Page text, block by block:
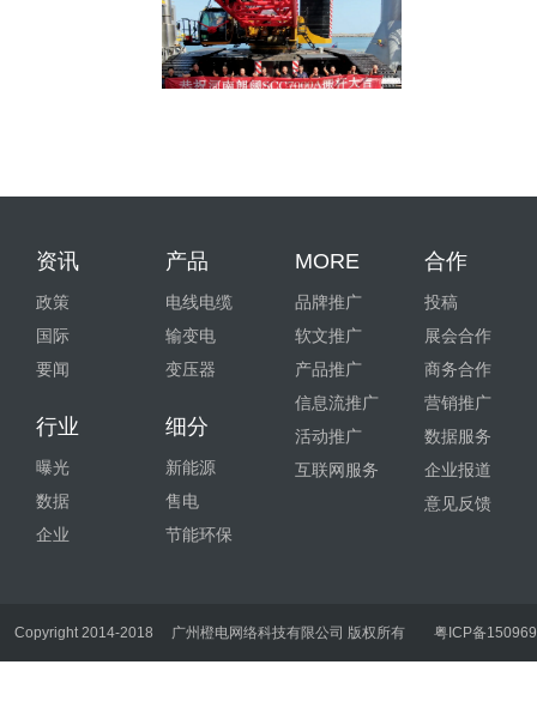
资讯
政策
国际
要闻
行业
曝光
数据
企业
产品
电线电缆
输变电
变压器
细分
新能源
售电
节能环保
MORE
品牌推广
软文推广
产品推广
信息流推广
活动推广
互联网服务
合作
投稿
展会合作
商务合作
营销推广
数据服务
企业报道
意见反馈
Copyright 2014-2018 广州橙电网络科技有限公司 版权所有 粤ICP备